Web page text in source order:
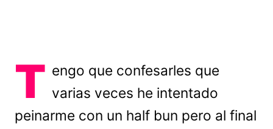
T engo que confesarles que
varias veces he intentado
peinarme con un half bun pero al final